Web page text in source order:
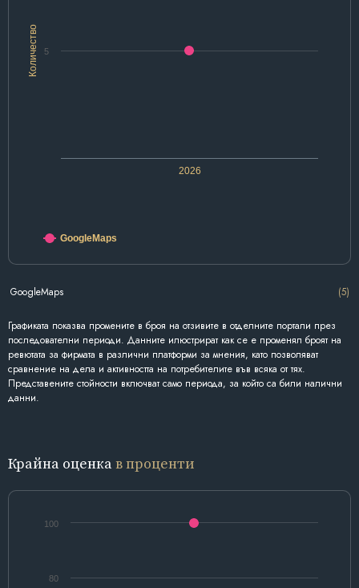
Количество
2026
5
GoogleMaps
GoogleMaps (5)
Графиката показва промените в броя на отзивите в отделните портали през
последователни периоди. Данните илюстрират как се е променял броят на
ревютата за фирмата в различни платформи за мнения, като позволяват
сравнение на дела и активността на потребителите във всяка от тях.
Представените стойности включват само периода, за който са били налични
данни.
Крайна оценкав проценти
80
100